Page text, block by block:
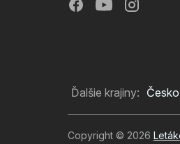
Ďalšie krajiny: Česko
Copyright © 2026